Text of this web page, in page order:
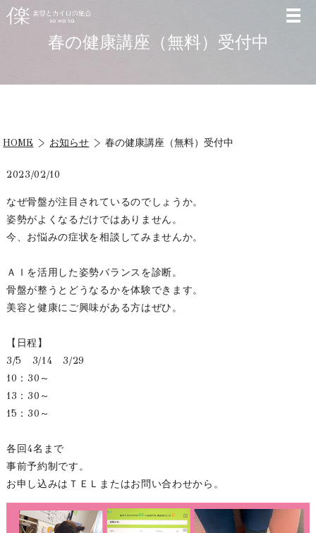
春の健康講座（無料）受付中
HOME お知らせ 春の健康講座（無料）受付中
2023/02/10
なぜ骨盤が注目されているのでしょうか。
姿勢がよくなるだけではありません。
今、お悩みの症状を相談してみませんか。
ＡＩを活用した姿勢バランスを診断。
骨盤が整うとどうなるかを体験できます。
美容と健康にご興味がある方はぜひ。
【日程】
3/5 3/14 3/29
10：30～
13：30～
15：30～
各回4名まで
事前予約制です。
お申し込みはＴＥＬまたはお問い合わせから。